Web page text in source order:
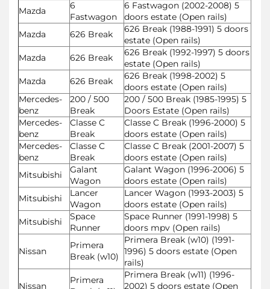
Mazda
6
Fastwagon
6 Fastwagon (2002-2008) 5
doors estate (Open rails)
Mazda
626 Break
626 Break (1988-1991) 5 doors
estate (Open rails)
Mazda
626 Break
626 Break (1992-1997) 5 doors
estate (Open rails)
Mazda
626 Break
626 Break (1998-2002) 5
doors estate (Open rails)
Mercedes-
benz
200 / 500
Break
200 / 500 Break (1985-1995) 5
Doors Estate (Open rails)
Mercedes-
benz
Classe C
Break
Classe C Break (1996-2000) 5
doors estate (Open rails)
Mercedes-
benz
Classe C
Break
Classe C Break (2001-2007) 5
doors estate (Open rails)
Mitsubishi
Galant
Wagon
Galant Wagon (1996-2006) 5
doors estate (Open rails)
Mitsubishi
Lancer
Wagon
Lancer Wagon (1993-2003) 5
doors estate (Open rails)
Mitsubishi
Space
Runner
Space Runner (1991-1998) 5
doors mpv (Open rails)
Nissan
Primera
Break (w10)
Primera Break (w10) (1991-
1996) 5 doors estate (Open
rails)
Nissan
Primera
Primera Break (w11) (1996-
2002) 5 doors estate (Open